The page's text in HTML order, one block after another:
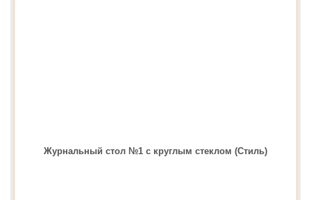
Журнальный стол №1 с круглым стеклом (Стиль)